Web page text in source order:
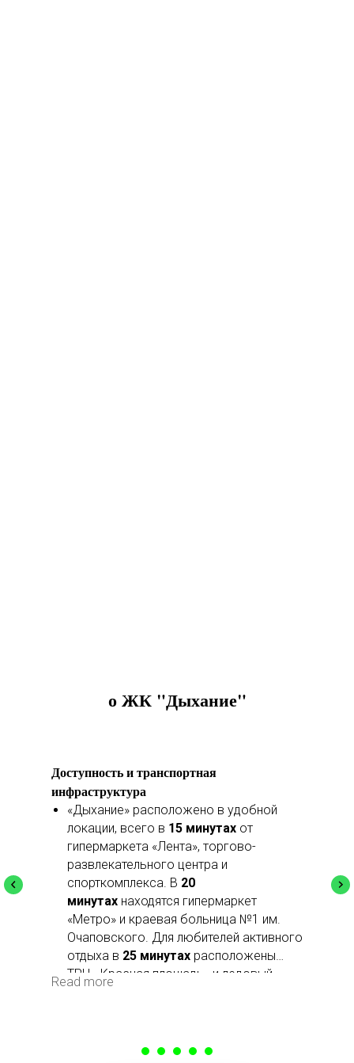
о ЖК "Дыхание"
Доступность и транспортная
инфраструктура
«Дыхание» расположено в удобной
локации, всего в 15 минутах от
гипермаркета «Лента», торгово-
развлекательного центра и
спорткомплекса. В 20
минутах находятся гипермаркет
«Метро» и краевая больница №1 им.
Очаповского. Для любителей активного
отдыха в 25 минутах расположены
ТРЦ «Красная площадь» и ледовый
комфортной.
Read more